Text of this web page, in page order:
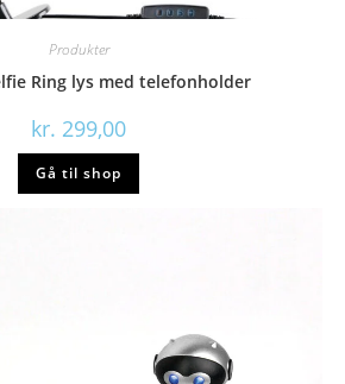
Produkter
Ring lys med telefonholder
kr. 299,00
Gå til shop